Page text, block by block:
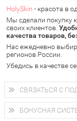
следующий день.
у Вас всегда
доставку от
подробнее об
через интернет-
электронными
HolySkin - красота в
Мы сделали покупку
своих клиентов.
качества товаров,
Нас ежедневно
регионов России.
Убедись в качестве
СВЯЗАТЬСЯ С
+7 (800) 707-24-55
Мы будем рады
магазина,
БОНУСНАЯ